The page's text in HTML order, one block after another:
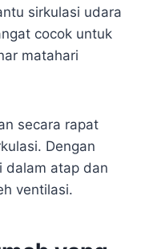
sirkulasi udara
cocok untuk
matahari
secara rapat
Dengan
dalam atap dan
ventilasi.